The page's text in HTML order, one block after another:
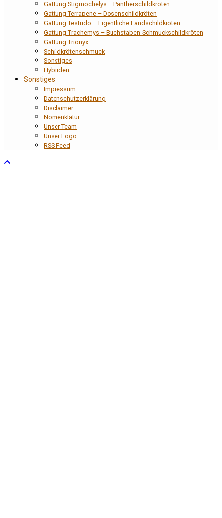
Gattung Stigmochelys – Pantherschildkröten
Gattung Terrapene – Dosenschildkröten
Gattung Testudo – Eigentliche Landschildkröten
Gattung Trachemys – Buchstaben-Schmuckschildkröten
Gattung Trionyx
Schildkrötenschmuck
Sonstiges
Hybriden
Sonstiges
Impressum
Datenschutzerklärung
Disclaimer
Nomenklatur
Unser Team
Unser Logo
RSS Feed